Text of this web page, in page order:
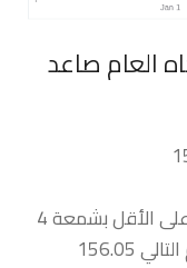
كسر الدعم 156.50والثبات أدنى منه على الأقل بشمعة 4